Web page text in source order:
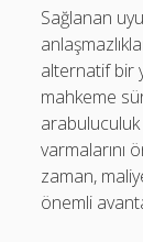
Sağlanan
alternatif bir
mahkeme
varmalarını
zaman,
önemli